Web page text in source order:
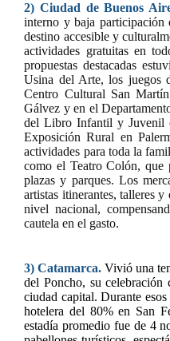
2) Ciudad de Buenos
interno y baja participación
destino accesible y
actividades gratuitas en
propuestas destacadas
Usina del Arte, los juegos
Centro Cultural San
Gálvez y en el
del Libro Infantil y Juvenil
Exposición Rural en
actividades para toda la
como el Teatro Colón, que
plazas y parques. Los
artistas itinerantes, talleres
nivel nacional,
cautela en el gasto.
3) Catamarca. Vivió una
del Poncho, su
ciudad capital. Durante
hotelera del 80% en San
estadía promedio fue de 4